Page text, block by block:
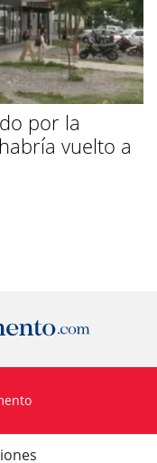
por la
vuelto a